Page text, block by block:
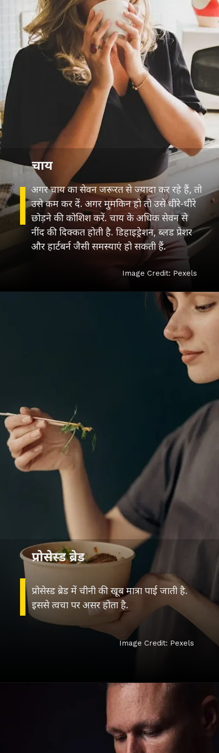
अगर चाय का सेवन जरूरत से ज्यादा कर रहे हैं, तो
उसे कम कर दें. अगर मुमकिन हो तो उसे धीरे-धीरे
छोड़ने की कोशिश करें. चाय के अधिक सेवन से
नींद की दिक्कत होती है. डिहाइड्रेशन, ब्लड प्रेशर
और हार्टबर्न जैसी समस्याएं हो सकती हैं.
चाय
Image Credit: Pexels
प्रोसेस्ड ब्रेड में चीनी की खूब मात्रा पाई जाती है.
इससे त्वचा पर असर होता है.
प्रोसेस्ड ब्रेड
Image Credit: Pexels